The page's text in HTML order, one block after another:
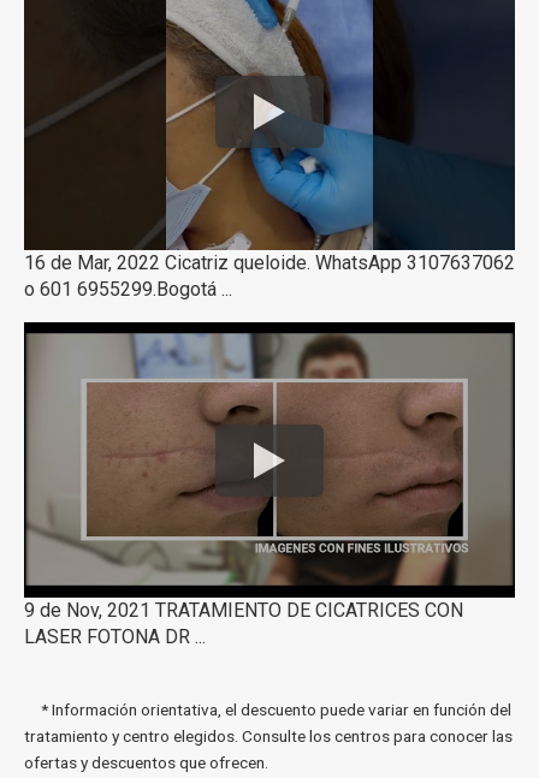
16 de Mar, 2022 Cicatriz queloide. WhatsApp 3107637062
o 601 6955299.Bogotá ...
9 de Nov, 2021 TRATAMIENTO DE CICATRICES CON
LASER FOTONA DR ...
* Información orientativa, el descuento puede variar en función del
tratamiento y centro elegidos. Consulte los centros para conocer las
ofertas y descuentos que ofrecen.